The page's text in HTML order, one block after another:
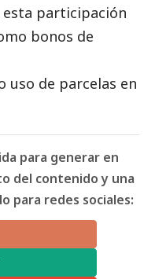
esta participación
bonos de
uso de parcelas en
para generar en
del contenido y una
para redes sociales: